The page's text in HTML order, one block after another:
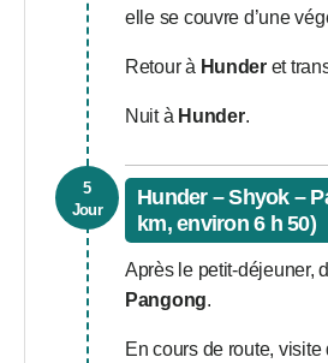
elle se couvre d’une
Retour à Hunderet
Nuit à Hunder.
5
Jour
Hunder – Shyok –
km, environ 6 h 50)
Après le petit-déjeuner,
Pangong.
En cours de route,